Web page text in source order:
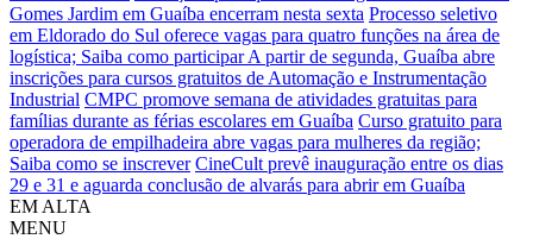
Gomes Jardim em Guaíba encerram nesta sexta Processo seletivo
em Eldorado do Sul oferece vagas para quatro funções na área de
logística; Saiba como participarA partir de segunda, Guaíba abre
inscrições para cursos gratuitos de Automação e Instrumentação
Industrial CMPC promove semana de atividades gratuitas para
famílias durante as férias escolares em Guaíba Curso gratuito para
operadora de empilhadeira abre vagas para mulheres da região;
Saiba como se inscrever CineCult prevê inauguração entre os dias
29 e 31 e aguarda conclusão de alvarás para abrir em Guaíba
EM ALTA
MENU